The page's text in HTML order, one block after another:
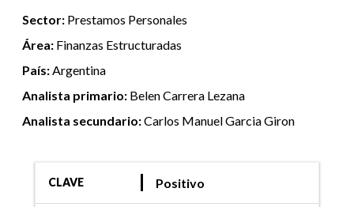
Sector: Prestamos Personales
Área: Finanzas Estructuradas
País:Argentina
Analista primario: Belen Carrera Lezana
Analista secundario:Carlos Manuel Garcia Giron
CLAVE Positivo